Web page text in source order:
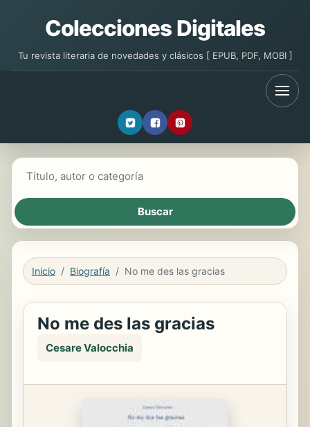
Colecciones Digitales
Tu revista literaria de novedades y clásicos [ EPUB, PDF, MOBI ]
Inicio Biografía No me des las gracias
No me des las gracias
Cesare Valocchia